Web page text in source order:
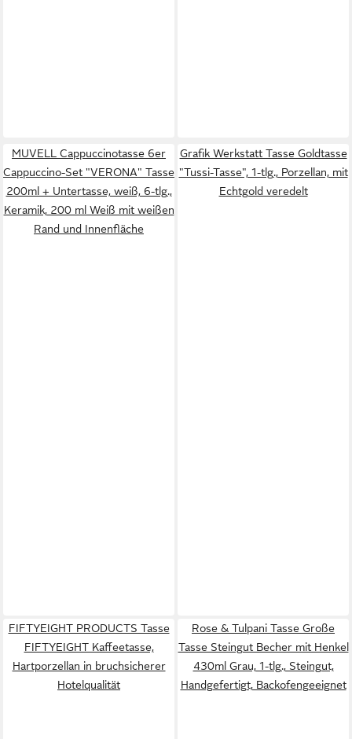
MUVELL Cappuccinotasse 6er
Cappuccino-Set "VERONA" Tasse
200ml + Untertasse, weiß, 6-tlg.,
Keramik, 200 ml Weiß mit weißen
Rand und Innenfläche
Grafik Werkstatt Tasse Goldtasse
"Tussi-Tasse", 1-tlg., Porzellan, mit
Echtgold veredelt
FIFTYEIGHT PRODUCTS Tasse
FIFTYEIGHT Kaffeetasse,
Hartporzellan in bruchsicherer
Hotelqualität
Rose & Tulpani Tasse Große
Tasse Steingut Becher mit Henkel
430ml Grau, 1-tlg., Steingut,
Handgefertigt, Backofengeeignet